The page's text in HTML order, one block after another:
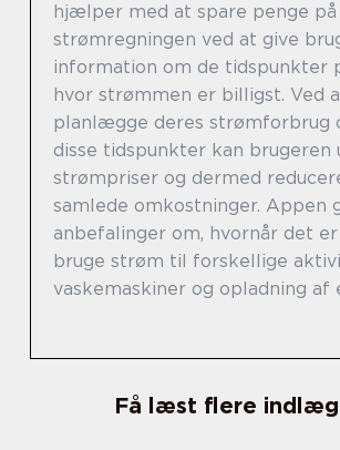
hjælper med at spare penge på
strømregningen ved at give
information om de tidspunkter
hvor strømmen er billigst. Ved
planlægge deres strømforbrug
disse tidspunkter kan brugeren
strømpriser og dermed
samlede omkostninger. Appen
anbefalinger om, hvornår det
bruge strøm til forskellige
vaskemaskiner og opladning af
Få læst flere